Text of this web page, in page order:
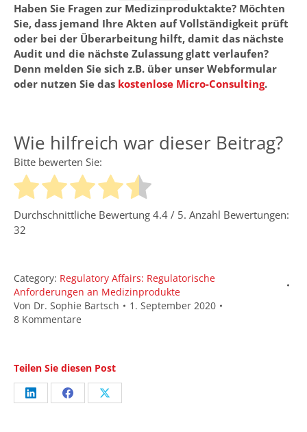
Haben Sie Fragen zur Medizinproduktakte? Möchten
Sie, dass jemand Ihre Akten auf Vollständigkeit prüft
oder bei der Überarbeitung hilft, damit das nächste
Audit und die nächste Zulassung glatt verlaufen?
Denn melden Sie sich z.B. über unser Webformular
oder nutzen Sie das kostenlose Micro-Consulting.
Wie hilfreich war dieser Beitrag?
Bitte bewerten Sie:
Durchschnittliche Bewertung 4.4 / 5. Anzahl Bewertungen:
32
Category: Regulatory Affairs: Regulatorische
Anforderungen an Medizinprodukte
Von Dr. Sophie Bartsch
1. September 2020
8 Kommentare
Teilen Sie diesen Post
Share Share Share